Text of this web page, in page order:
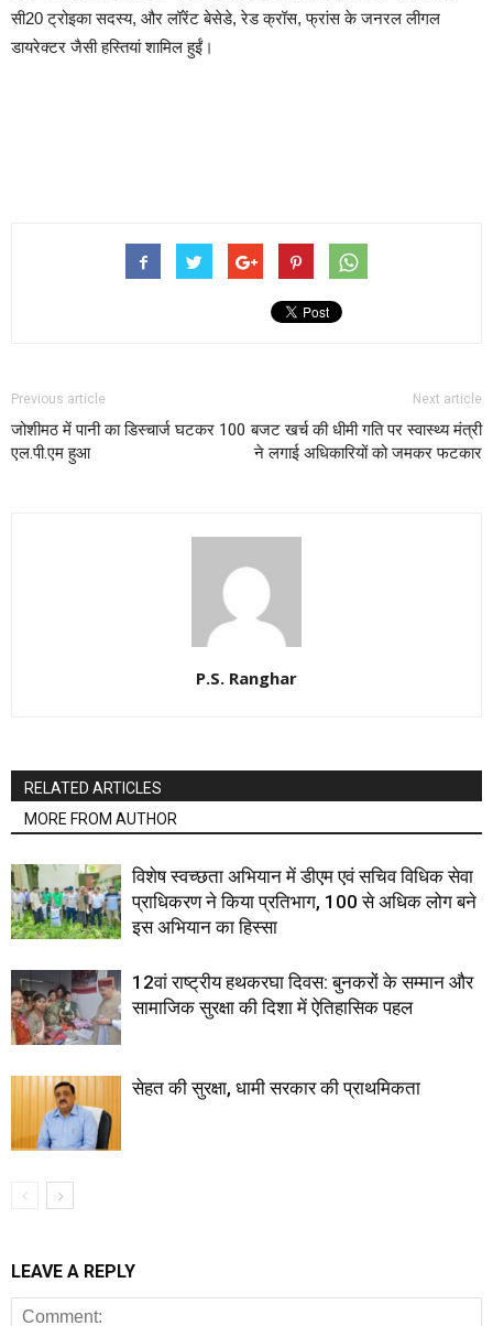
सी20 ट्रोइका सदस्य, और लॉरेंट बेसेडे, रेड क्रॉस, फ्रांस के जनरल लीगल
डायरेक्टर जैसी हस्तियां शामिल हुईं।
Previous article
जोशीमठ में पानी का डिस्चार्ज घटकर 100
एल.पी.एम हुआ
Next article
बजट खर्च की धीमी गति पर स्वास्थ्य मंत्री
ने लगाई अधिकारियों को जमकर फटकार
P.S. Ranghar
RELATED ARTICLES
MORE FROM AUTHOR
विशेष स्वच्छता अभियान में डीएम एवं सचिव विधिक सेवा
प्राधिकरण ने किया प्रतिभाग, 100 से अधिक लोग बने
इस अभियान का हिस्सा
12वां राष्ट्रीय हथकरघा दिवस: बुनकरों के सम्मान और
सामाजिक सुरक्षा की दिशा में ऐतिहासिक पहल
सेहत की सुरक्षा, धामी सरकार की प्राथमिकता
LEAVE A REPLY